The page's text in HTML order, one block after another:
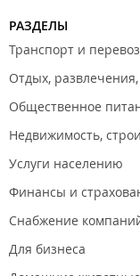
РАЗДЕЛЫ
Транспорт и
Отдых,
Общественное
Недвижимость,
Услуги населению
Финансы и
Снабжение
Для бизнеса